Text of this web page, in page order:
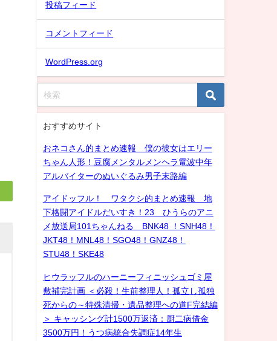
投稿フィード
コメントフィード
WordPress.org
おすすめサイト
おネコさん的まとめ速報 僕の彼女はエリー
ちゃん人形！豆腐メンタルメンヘラ電波中年
アルバイターのぬいぐるみ男子末路編
アイドッフル！ ワタクシ的まとめ速報 地
下格闘アイドルだいすき！23 ひうらのアニ
メ放送局101ちゃんねる BNK48 ！SNH48！
JKT48！MNL48！SGO48！GNZ48！
STU48！SKE48
ヒウラッフルのハーニーフィニッシュゴミ屋
敷補完計画 ＜必殺！生前整理人！孤立し孤独
死からの～特殊清掃・遺品整理への道F完結編
＞ キャッシング計1500万返済：厨二病借金
3500万円！うつ病統合失調症14年生